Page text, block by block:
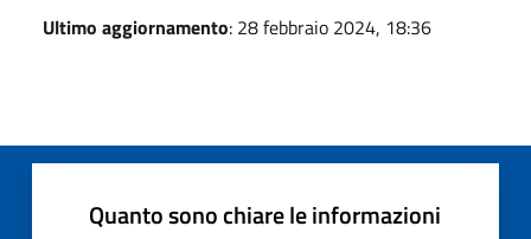
Ultimo aggiornamento: 28 febbraio 2024, 18:36
Quanto sono chiare le informazioni